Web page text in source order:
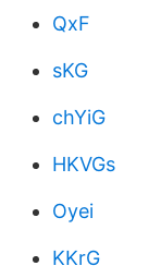
QxF
sKG
chYiG
HKVGs
Oyei
KKrG